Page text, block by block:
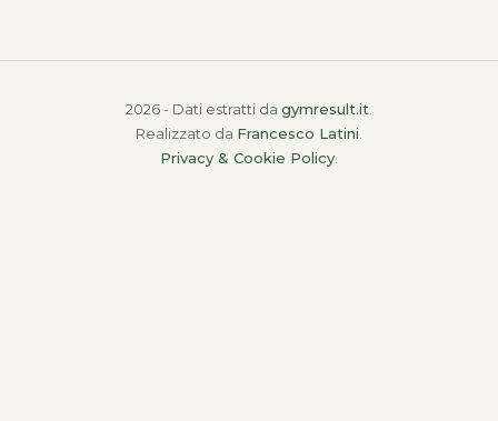
2026 - Dati estratti da gymresult.it
Realizzato da Francesco Latini
Privacy & Cookie Policy